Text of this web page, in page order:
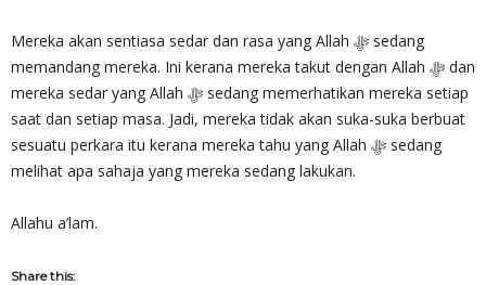
Mereka akan sentiasa sedar dan rasa yang Allah ‎ﷻ sedang
memandang mereka. Ini kerana mereka takut dengan Allah ‎ﷻ dan
mereka sedar yang Allah ‎ﷻ sedang memerhatikan mereka setiap
saat dan setiap masa. Jadi, mereka tidak akan suka-suka berbuat
sesuatu perkara itu kerana mereka tahu yang Allah ‎ﷻ sedang
melihat apa sahaja yang mereka sedang lakukan.
Allahu a’lam.
Share this: